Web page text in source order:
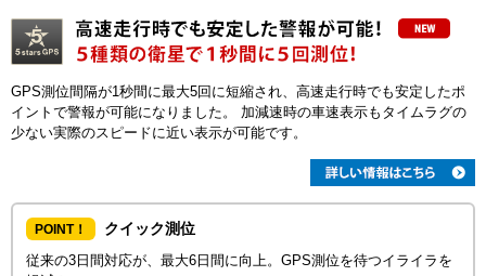
GPS測位間隔が1秒間に最大5回に短縮され、高速走行時でも安定したポ
イントで警報が可能になりました。 加減速時の車速表示もタイムラグの
少ない実際のスピードに近い表示が可能です。
POINT！ クイック測位
従来の3日間対応が、最大6日間に向上。GPS測位を待つイライラを